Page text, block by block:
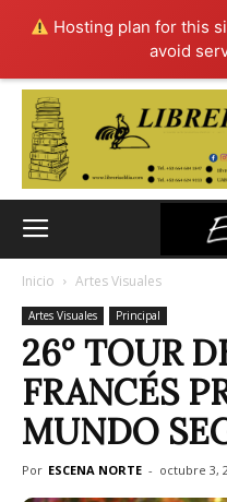
Hosting plan for this
avoid
Inicio Artes Visuales
Artes Visuales Principal
26° TOUR
FRANCÉS
MUNDO
Por ESCENA NORTE - octubre 3,